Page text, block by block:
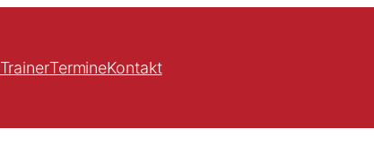
TrainerTermineKontakt